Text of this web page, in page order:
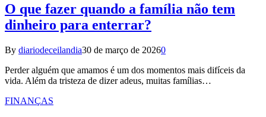
O que fazer quando a família não tem
dinheiro para enterrar?
By diariodeceilandia30 de março de 20260
Perder alguém que amamos é um dos momentos mais difíceis da
vida. Além da tristeza de dizer adeus, muitas famílias…
FINANÇAS